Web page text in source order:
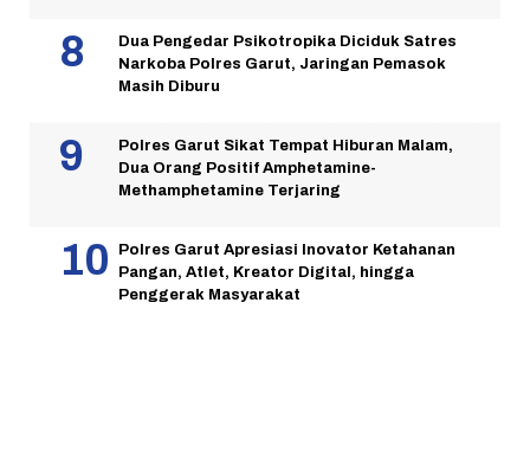
Dua Pengedar Psikotropika Diciduk Satres
Narkoba Polres Garut, Jaringan Pemasok
Masih Diburu
Polres Garut Sikat Tempat Hiburan Malam,
Dua Orang Positif Amphetamine-
Methamphetamine Terjaring
Polres Garut Apresiasi Inovator Ketahanan
Pangan, Atlet, Kreator Digital, hingga
Penggerak Masyarakat